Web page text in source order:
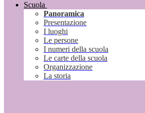
Scuola
Panoramica
Presentazione
I luoghi
Le persone
I numeri della scuola
Le carte della scuola
Organizzazione
La storia